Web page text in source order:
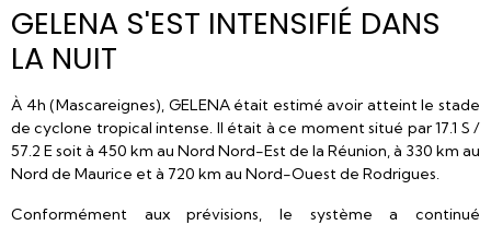
GELENA S'EST INTENSIFIÉ DANS
LA NUIT
À 4h (Mascareignes), GELENA était estimé avoir atteint le stade
de cyclone tropical intense. Il était à ce moment situé par 17.1 S /
57.2 E soit à 450 km au Nord Nord-Est de la Réunion, à 330 km au
Nord de Maurice et à 720 km au Nord-Ouest de Rodrigues.
Conformément aux prévisions, le système a continué